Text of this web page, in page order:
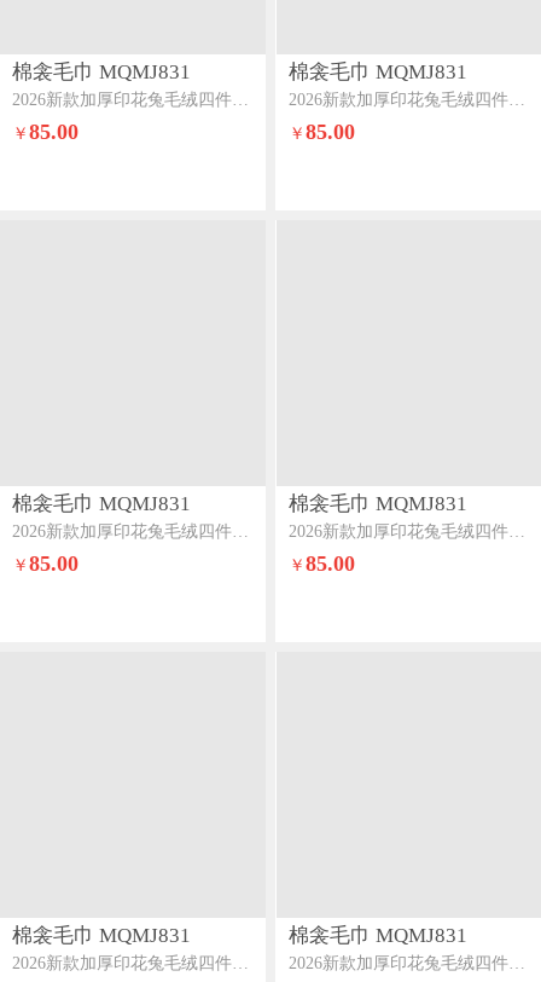
棉衾毛巾 MQMJ831
2026新款加厚印花兔毛绒四件套美拉德牛奶绒床裙四件套一枝独秀
￥85.00
棉衾毛巾 MQMJ831
2026新款加厚印花兔毛绒四件套美拉德牛奶绒床裙四件套繁花
￥ 85.00
棉衾毛巾 MQMJ831
2026新款加厚印花兔毛绒四件套美拉德牛奶绒床裙四件套典雅
￥85.00
棉衾毛巾 MQMJ831
2026新款加厚印花兔毛绒四件套美拉德牛奶绒床裙四件套花开富贵
￥ 85.00
棉衾毛巾 MQMJ831
2026新款加厚印花兔毛绒四件套美拉德牛奶绒床裙四件套秋叶
棉衾毛巾 MQMJ831
2026新款加厚印花兔毛绒四件套美拉德牛奶绒床裙四件套豹纹